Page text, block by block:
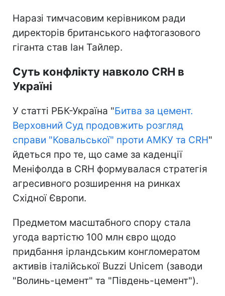
Наразі тимчасовим керівником ради
директорів британського нафтогазового
гіганта став Іан Тайлер.
Суть конфлікту навколо CRH в
Україні
У статті РБК-Україна "Битва за цемент.
Верховний Суд продовжить розгляд
справи "Ковальської" проти АМКУ та CRH"
йдеться про те, що саме за каденції
Меніфолда в CRH формувалася стратегія
агресивного розширення на ринках
Східної Європи.
Предметом масштабного спору стала
угода вартістю 100 млн євро щодо
придбання ірландським конгломератом
активів італійської Buzzi Unicem (заводи
"Волинь-цемент" та "Південь-цемент").